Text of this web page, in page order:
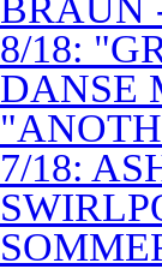
BRAUN
8/18:
DANSE
7/18: